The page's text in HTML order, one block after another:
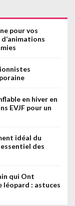
pour vos
en hiver en
EVJF pour un
idéal du
des
qui Ont
léopard : astuces